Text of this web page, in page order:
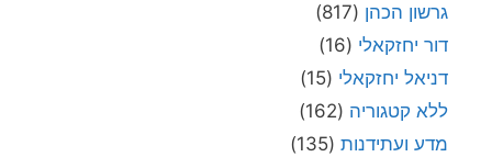
גרשון הכהן (817)
דור יחזקאלי (16)
דניאל יחזקאלי (15)
ללא קטגוריה (162)
מדע ועתידנות (135)